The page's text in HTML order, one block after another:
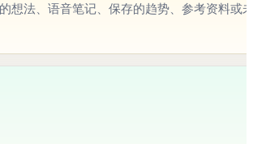
想法、语音笔记、保存的趋势、参考资料或